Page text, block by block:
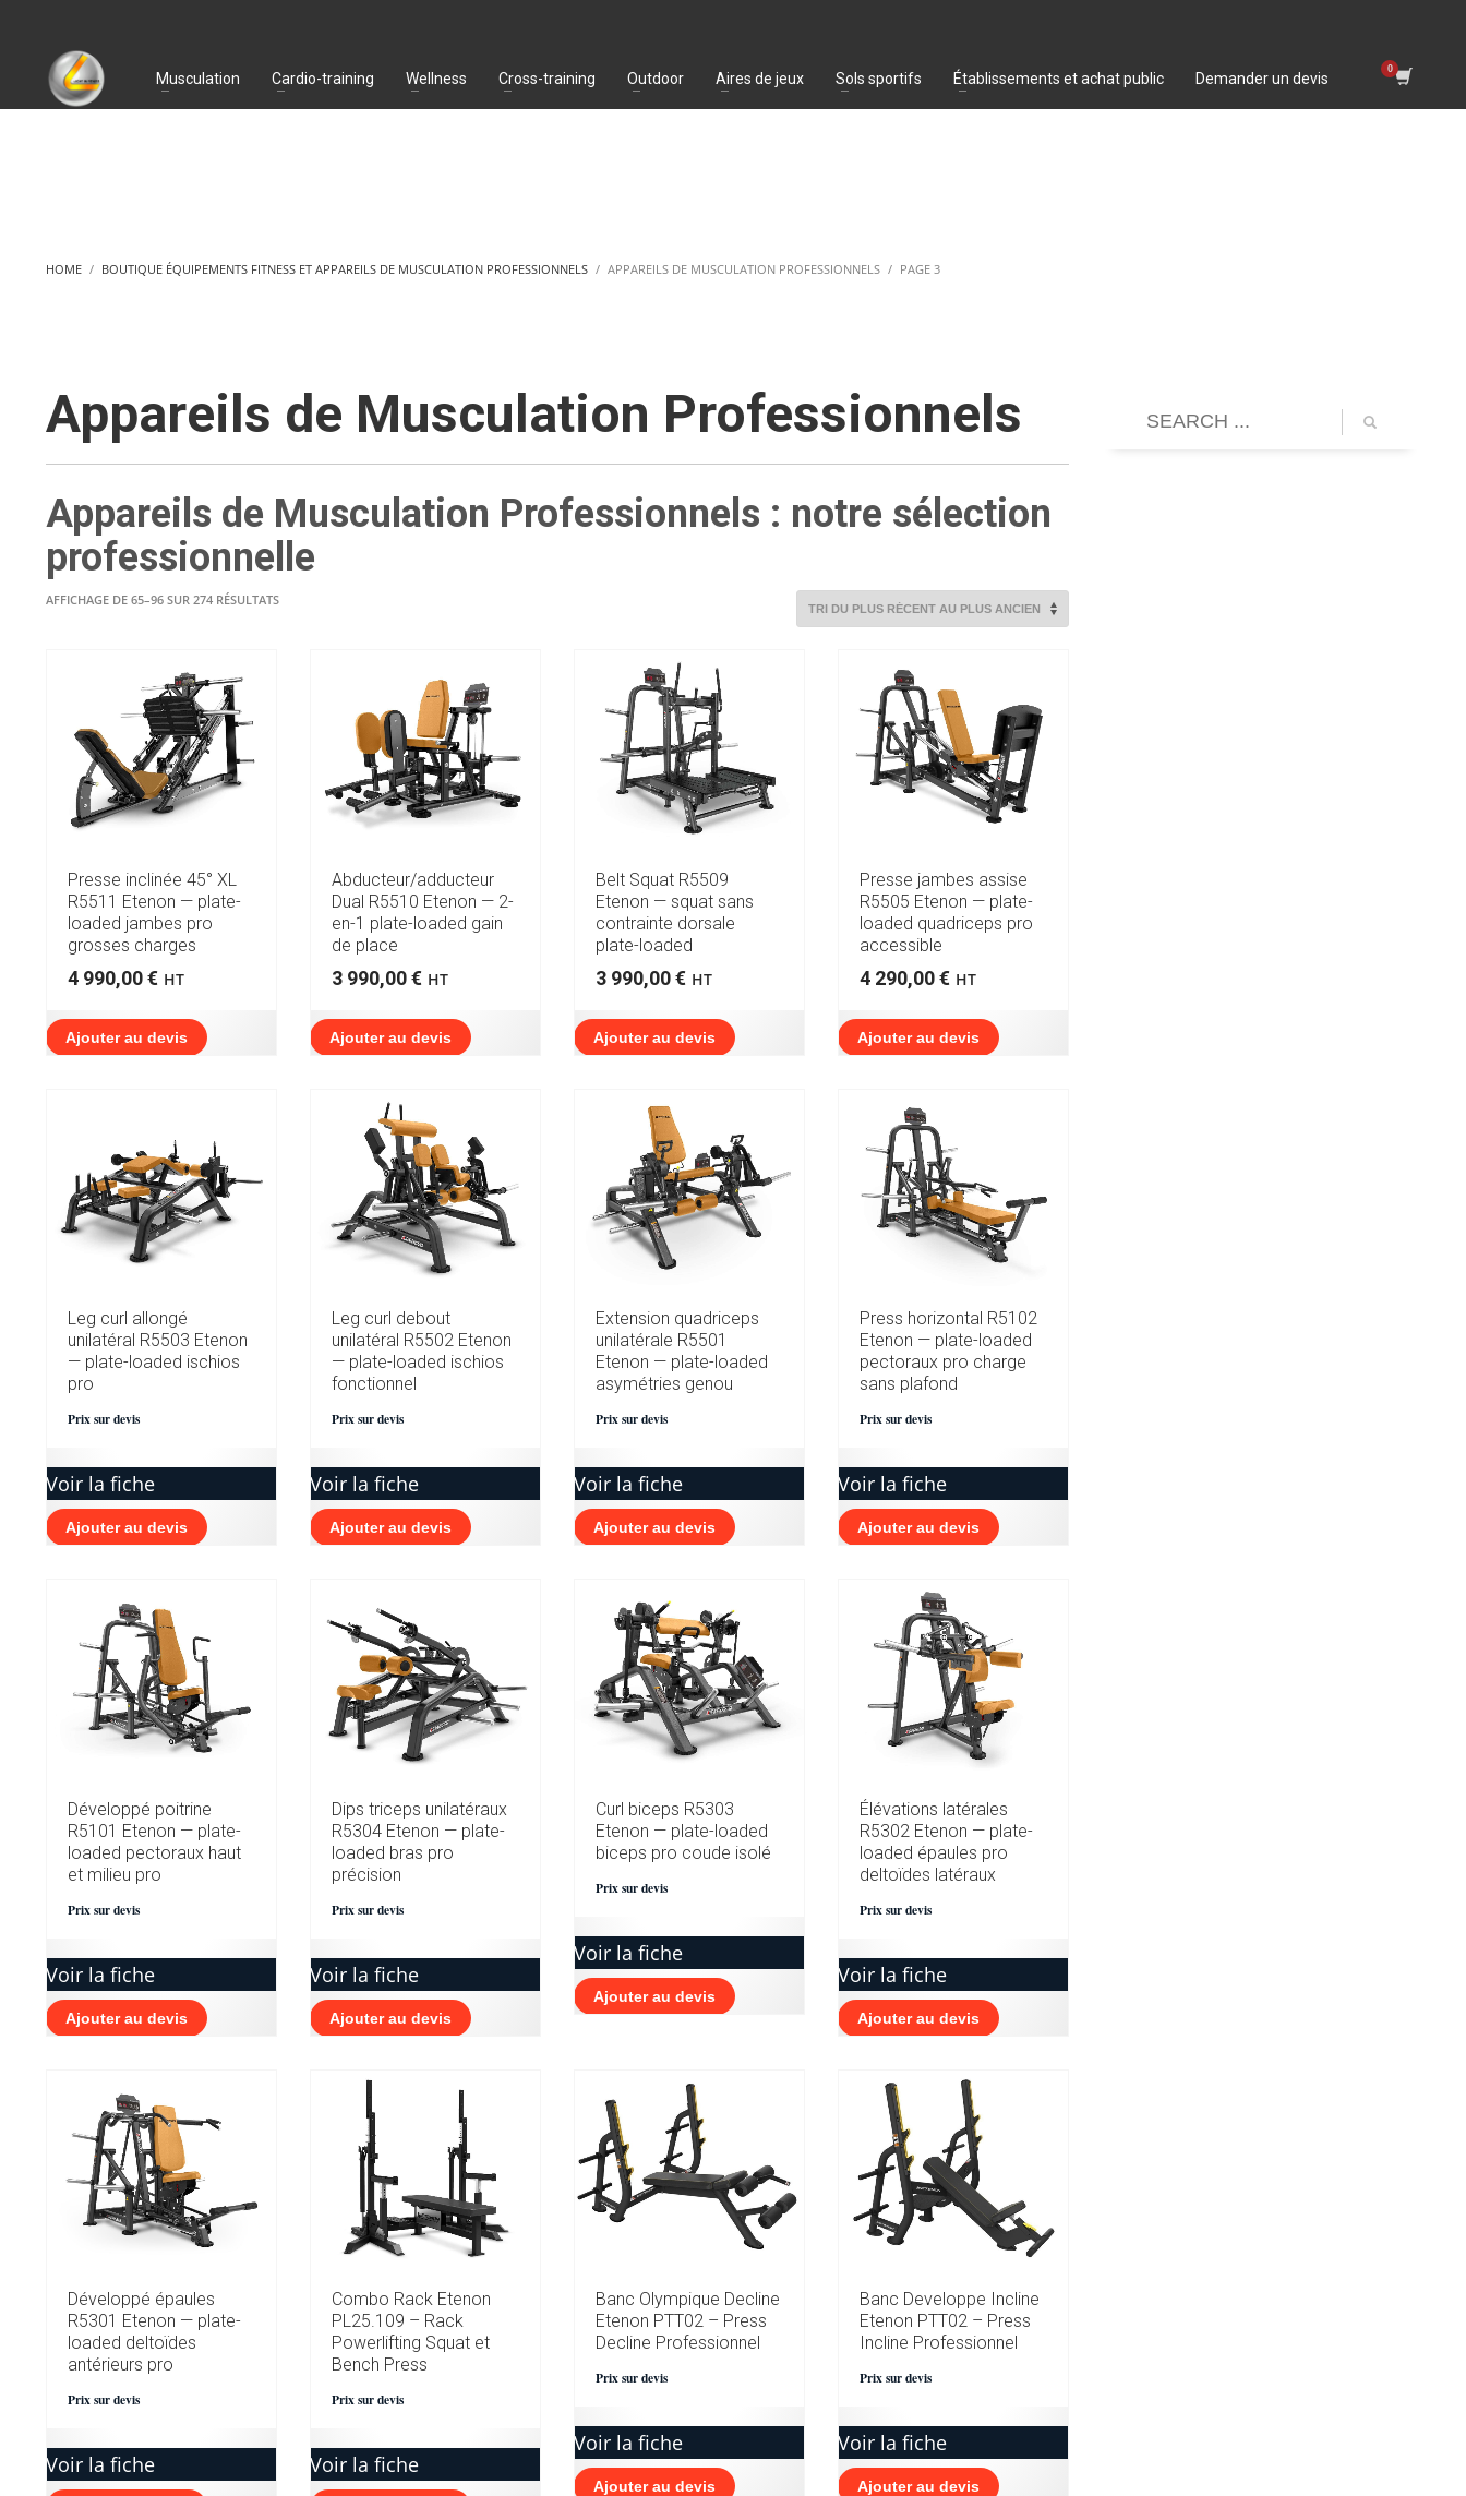
Musculation Cardio-training Wellness Cross-training Outdoor Aires de jeux Sols sportifs Établissements et achat public Demander un devis
HOME BOUTIQUE ÉQUIPEMENTS FITNESS ET APPAREILS DE MUSCULATION PROFESSIONNELS APPAREILS DE MUSCULATION PROFESSIONNELS PAGE 3
Appareils de Musculation Professionnels
Appareils de Musculation Professionnels : notre sélection
professionnelle
AFFICHAGE DE 65–96 SUR 274 RÉSULTATSTRIÉ
Presse inclinée 45° XL
R5511 Etenon — plate-
loaded jambes pro
grosses charges
4 990,00€ HT
Ajouter au devis
Abducteur/adducteur
Dual R5510 Etenon — 2-
en-1 plate-loaded gain
de place
3 990,00€ HT
Ajouter au devis
Belt Squat R5509
Etenon — squat sans
contrainte dorsale
plate-loaded
3 990,00€ HT
Ajouter au devis
Presse jambes assise
R5505 Etenon — plate-
loaded quadriceps pro
accessible
4 290,00€ HT
Ajouter au devis
Leg curl allongé
unilatéral R5503 Etenon
— plate-loaded ischios
pro
Prix sur devis
Voir la fiche
Ajouter au devis
Leg curl debout
unilatéral R5502 Etenon
— plate-loaded ischios
fonctionnel
Prix sur devis
Voir la fiche
Ajouter au devis
Extension quadriceps
unilatérale R5501
Etenon — plate-loaded
asymétries genou
Prix sur devis
Voir la fiche
Ajouter au devis
Press horizontal R5102
Etenon — plate-loaded
pectoraux pro charge
sans plafond
Prix sur devis
Voir la fiche
Ajouter au devis
Développé poitrine
R5101 Etenon — plate-
loaded pectoraux haut
et milieu pro
Prix sur devis
Voir la fiche
Ajouter au devis
Dips triceps unilatéraux
R5304 Etenon — plate-
loaded bras pro
précision
Prix sur devis
Voir la fiche
Ajouter au devis
Curl biceps R5303
Etenon — plate-loaded
biceps pro coude isolé
Prix sur devis
Voir la fiche
Ajouter au devis
Élévations latérales
R5302 Etenon — plate-
loaded épaules pro
deltoïdes latéraux
Prix sur devis
Voir la fiche
Ajouter au devis
Développé épaules
R5301 Etenon — plate-
loaded deltoïdes
antérieurs pro
Prix sur devis
Voir la fiche
Combo Rack Etenon
PL25.109 – Rack
Powerlifting Squat et
Bench Press
Prix sur devis
Voir la fiche
Banc Olympique Decline
Etenon PTT02 – Press
Decline Professionnel
Prix sur devis
Voir la fiche
Ajouter au devis
Banc Developpe Incline
Etenon PTT02 – Press
Incline Professionnel
Prix sur devis
Voir la fiche
Ajouter au devis